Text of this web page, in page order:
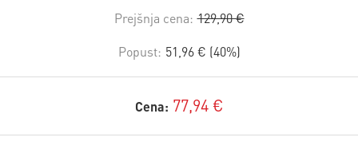
Prejšnja cena: 129,90 €
Popust: 51,96 € (40%)
Cena: 77,94 €